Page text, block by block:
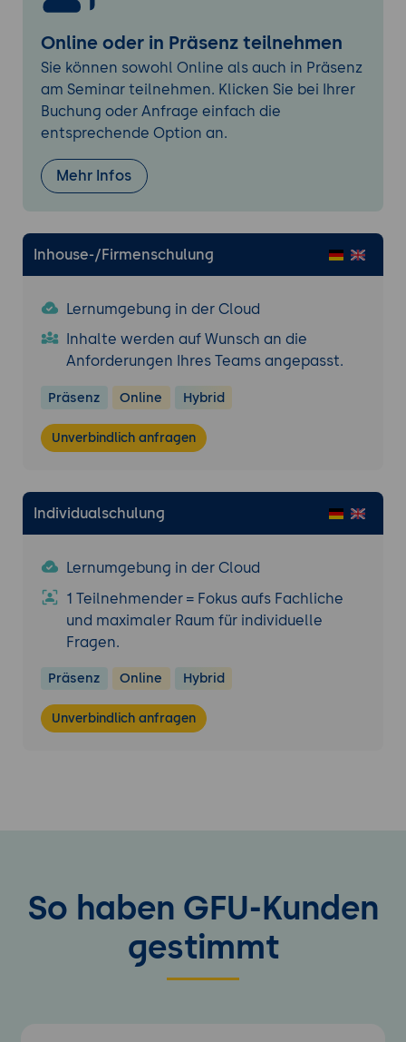
Funktion anwenden in Pandas für
elementweise Operationen
Übung: Pandas Apply Function
Aggregieren von Daten mit Pandas
Arten von Aggregationen in Pandas
Übung: Aggregationen in Pandas
Zusammenführen von Daten mit Pandas
Zusammenführen von Daten in Pandas
Dataframes
Übung: Zusammenführen von Daten mit
Export der erstellten Notebooks und
Entwicklungsumgebung mit Pandas
Online oder in Präsenz teilnehmen
Sie können sowohl Online als auch in Präsenz
am Seminar teilnehmen. Klicken Sie bei Ihrer
Buchung oder Anfrage einfach die
entsprechende Option an.
Mehr Infos
Inhouse-/Firmenschulung
Lernumgebung in der Cloud
Inhalte werden auf Wunsch an die
Anforderungen Ihres Teams angepasst.
Präsenz Online Hybrid
Unverbindlich anfragen
Individualschulung
Lernumgebung in der Cloud
1 Teilnehmender = Fokus aufs Fachliche
und maximaler Raum für individuelle
Fragen.
Präsenz Online Hybrid
Unverbindlich anfragen
So haben GFU-Kunden
gestimmt